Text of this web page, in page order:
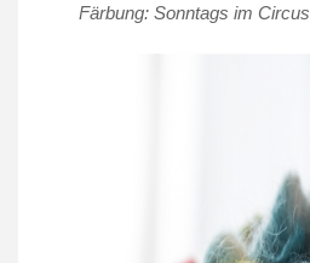
Färbung: Sonntags im Circus